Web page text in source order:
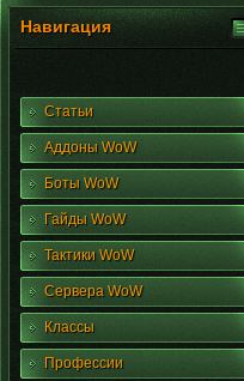
Навигация
Статьи
Аддоны WoW
Боты WoW
Гайды WoW
Тактики WoW
Сервера WoW
Классы
Профессии